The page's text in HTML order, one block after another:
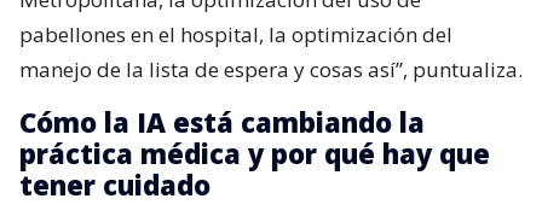
pabellones en el hospital, la optimización del
manejo de la lista de espera y cosas así”, puntualiza.
Cómo la IA está cambiando la
práctica médica y por qué hay que
tener cuidado